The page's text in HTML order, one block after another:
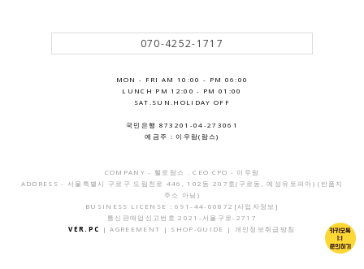
070-4252-1717
MON - FRI AM 10:00 - PM 06:00
LUNCH PM 12:00 - PM 01:00
SAT.SUN.HOLIDAY OFF
국민은행 873201-04-273061
예금주 : 이우람(람스)
COMPANY - 헬로람스 . CEO CPO - 이우람
ADDRESS - 서울특별시 구로구 도림천로 446, 102동 207호(구로동, 예성유토피아) (반품지
주소 아님)
BUSINESS LICENSE : 691-44-00872 [사업자정보]
통신판매업신고번호 2021-서울구로-2717
VER.PC
|AGREEMENT | SHOP-GUIDE | 개인정보취급방침